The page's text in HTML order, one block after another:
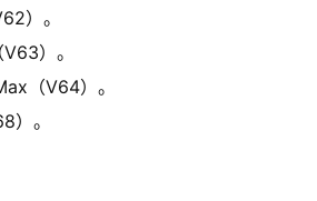
）。
）。
（V64）。
）。